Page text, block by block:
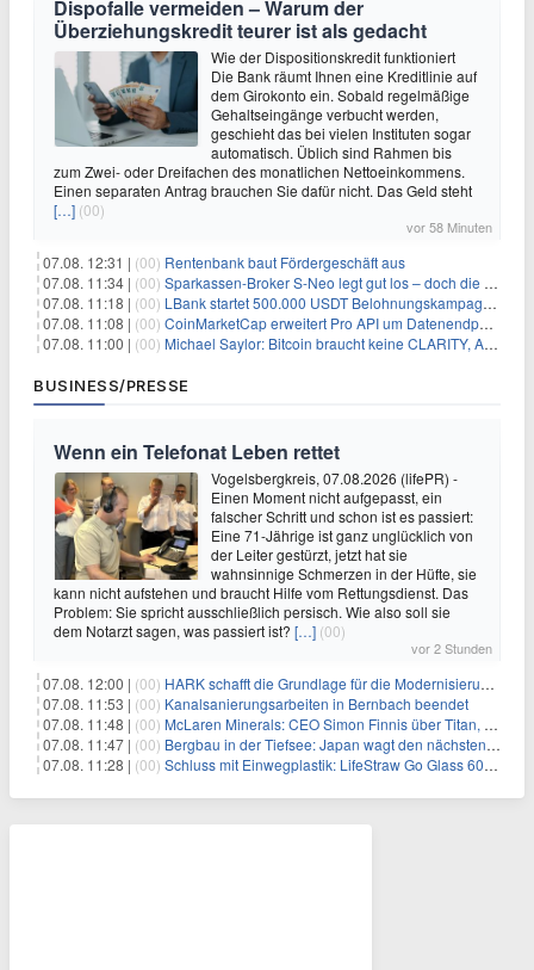
Dispofalle vermeiden – Warum der
Überziehungskredit teurer ist als gedacht
Wie der Dispositionskredit funktioniert
Die Bank räumt Ihnen eine Kreditlinie auf
dem Girokonto ein. Sobald regelmäßige
Gehaltseingänge verbucht werden,
geschieht das bei vielen Instituten sogar
automatisch. Üblich sind Rahmen bis
zum Zwei- oder Dreifachen des monatlichen Nettoeinkommens.
Einen separaten Antrag brauchen Sie dafür nicht. Das Geld steht
[…] (00)
vor 58 Minuten
07.08. 12:31 | (00) Rentenbank baut Fördergeschäft aus
07.08. 11:34 | (00) Sparkassen-Broker S-Neo legt gut los – doch die Schwachstellen bleiben
07.08. 11:18 | (00) LBank startet 500.000 USDT Belohnungskampagne mit Pudgy Penguins
07.08. 11:08 | (00) CoinMarketCap erweitert Pro API um Datenendpunkte für reale Vermögenswerte
07.08. 11:00 | (00) Michael Saylor: Bitcoin braucht keine CLARITY, Amerika schon
BUSINESS/PRESSE
Wenn ein Telefonat Leben rettet
Vogelsbergkreis, 07.08.2026 (lifePR) -
Einen Moment nicht aufgepasst, ein
falscher Schritt und schon ist es passiert:
Eine 71-Jährige ist ganz unglücklich von
der Leiter gestürzt, jetzt hat sie
wahnsinnige Schmerzen in der Hüfte, sie
kann nicht aufstehen und braucht Hilfe vom Rettungsdienst. Das
Problem: Sie spricht ausschließlich persisch. Wie also soll sie
dem Notarzt sagen, was passiert ist? […] (00)
vor 2 Stunden
07.08. 12:00 | (00) HARK schafft die Grundlage für die Modernisierung seiner IBM i-Anwendungen
07.08. 11:53 | (00) Kanalsanierungsarbeiten in Bernbach beendet
07.08. 11:48 | (00) McLaren Minerals: CEO Simon Finnis über Titan, Zirkon und Seltene Erden
07.08. 11:47 | (00) Bergbau in der Tiefsee: Japan wagt den nächsten Schritt
07.08. 11:28 | (00) Schluss mit Einwegplastik: LifeStraw Go Glass 600ml bringt gefiltertes Trinkwasser aus der Glasflasche